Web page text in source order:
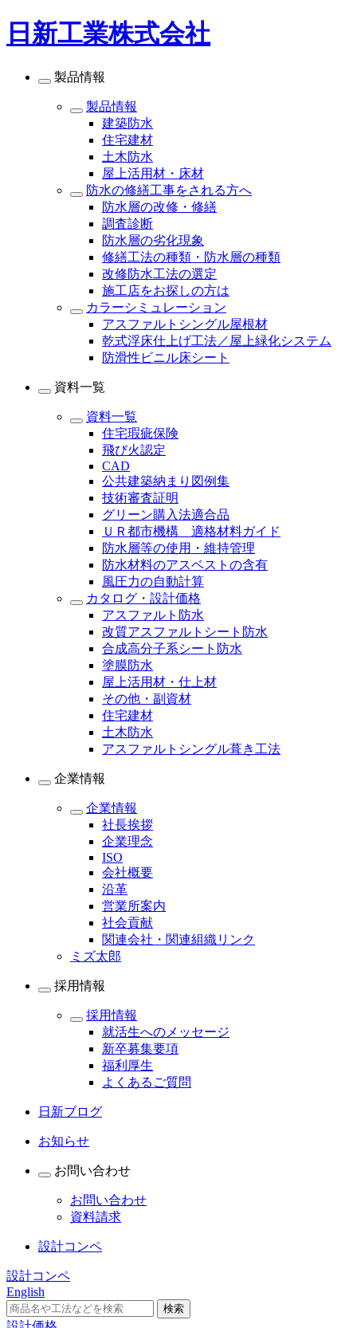
日新工業株式会社
製品情報
製品情報
建築防水
住宅建材
土木防水
屋上活用材・床材
防水の修繕工事をされる方へ
防水層の改修・修繕
調査診断
防水層の劣化現象
修繕工法の種類・防水層の種類
改修防水工法の選定
施工店をお探しの方は
カラーシミュレーション
アスファルトシングル屋根材
乾式浮床仕上げ工法／屋上緑化システム
防滑性ビニル床シート
資料一覧
資料一覧
住宅瑕疵保険
飛び火認定
CAD
公共建築納まり図例集
技術審査証明
グリーン購入法適合品
ＵＲ都市機構 適格材料ガイド
防水層等の使用・維持管理
防水材料のアスベストの含有
風圧力の自動計算
カタログ・設計価格
アスファルト防水
改質アスファルトシート防水
合成高分子系シート防水
塗膜防水
屋上活用材・仕上材
その他・副資材
住宅建材
土木防水
アスファルトシングル葺き工法
企業情報
企業情報
社長挨拶
企業理念
ISO
会社概要
沿革
営業所案内
社会貢献
関連会社・関連組織リンク
ミズ太郎
採用情報
採用情報
就活生へのメッセージ
新卒募集要項
福利厚生
よくあるご質問
日新ブログ
お知らせ
お問い合わせ
お問い合わせ
資料請求
設計コンペ
設計コンペ
English